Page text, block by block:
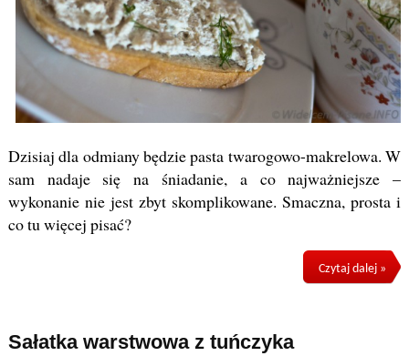
Dzisiaj dla odmiany będzie pasta twarogowo-makrelowa. W
sam nadaje się na śniadanie, a co najważniejsze –
wykonanie nie jest zbyt skomplikowane. Smaczna, prosta i
co tu więcej pisać?
Czytaj dalej »
Sałatka warstwowa z tuńczyka